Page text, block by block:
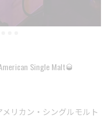
Single Malt🥃
リカン・シングルモルト